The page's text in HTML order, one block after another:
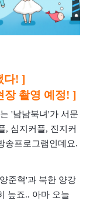
다! ]
장 촬영 예정! ]
'남남북녀'가 서문
, 심지커플, 진지커
송프로그램인데요.
준혁'과 북한 양강
높죠.. 아마 오늘